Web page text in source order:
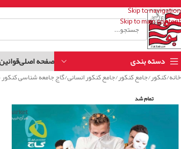
Skip to navigation
Skip to main content
دسته بندی صفحه اصلی
خانه کنکور جامع کنکور جامع کنکور انسانی گاج جامعه شناسی
تمام شد